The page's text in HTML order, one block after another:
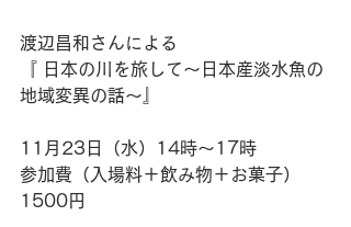
渡辺昌和さんによる
『 日本の川を旅して〜日本産淡水魚の
地域変異の話〜』
11月23日（水）14時〜17時
参加費（入場料＋飲み物＋お菓子）
1500円